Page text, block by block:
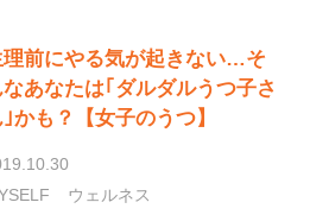
理前にやる気が起きない…そ
なあなたは｢ダルダルうつ子さ
｣かも？【女子のうつ】
ウェルネス